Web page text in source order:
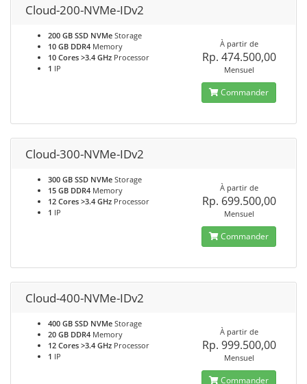
Cloud-200-NVMe-IDv2
200 GB SSD NVMe Storage
10 GB DDR4 Memory
10 Cores >3.4 GHz Processor
1 IP
À partir de
Rp. 474.500,00
Mensuel
Commander
Cloud-300-NVMe-IDv2
300 GB SSD NVMe Storage
15 GB DDR4 Memory
12 Cores >3.4 GHz Processor
1 IP
À partir de
Rp. 699.500,00
Mensuel
Commander
Cloud-400-NVMe-IDv2
400 GB SSD NVMe Storage
20 GB DDR4 Memory
12 Cores >3.4 GHz Processor
1 IP
À partir de
Rp. 999.500,00
Mensuel
Commander